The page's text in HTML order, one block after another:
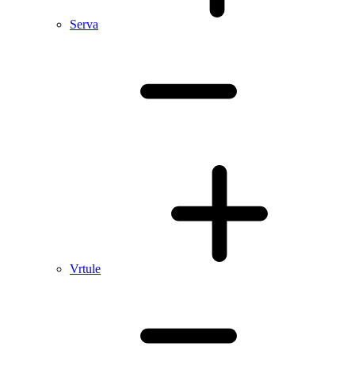
Serva
Vrtule